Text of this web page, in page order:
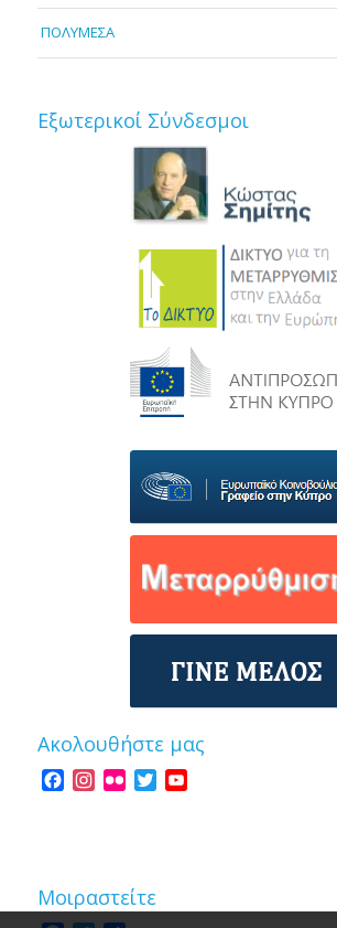
ΠΟΛΥΜΕΣΑ
Εξωτερικοί Σύνδεσμοι
Ακολουθήστε μας
Facebook
Instagram
Flickr Twitter
Μοιραστείτε